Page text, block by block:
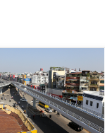
Gò Vấp có cảnh
phát triển của
Hòa, quận Gò